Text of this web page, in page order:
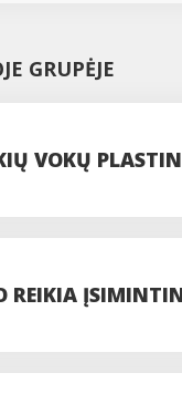
GRUPĖJE
VOKŲ
REIKIA